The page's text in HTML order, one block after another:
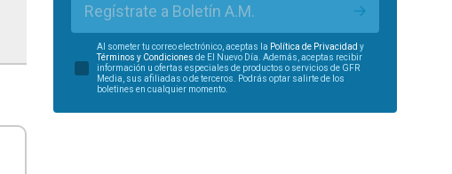
Regístrate a Boletín A.M.
Al someter tu correo electrónico, aceptas la Política de Privacidad y
Términos y Condiciones de El Nuevo Día. Además, aceptas recibir
información u ofertas especiales de productos o servicios de GFR
Media, sus afiliadas o de terceros. Podrás optar salirte de los
boletines en cualquier momento.